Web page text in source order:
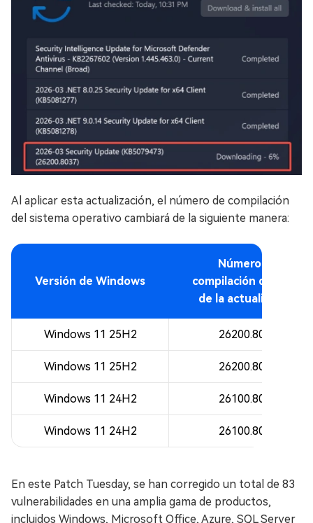
Al aplicar esta actualización, el número de compilación
del sistema operativo cambiará de la siguiente manera:
Versión de Windows
Número de
compilación después
de la actualización
Windows 11 25H2 26200.8037
Windows 11 25H2 26200.8037
Windows 11 24H2 26100.8037
Windows 11 24H2 26100.8037
En este Patch Tuesday, se han corregido un total de 83
vulnerabilidades en una amplia gama de productos,
incluidos Windows, Microsoft Office, Azure, SQL Server